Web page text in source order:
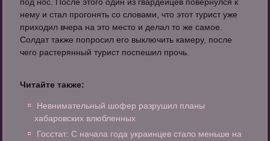
под нос. После этого один из гвардейцев повернулся к
нему и стал прогонять со словами, что этот турист уже
приходил вчера на это место и делал то же самое.
Солдат также попросил его выключить камеру, после
чего растерянный турист поспешил прочь.
Читайте также:
Невнимательный шофер разрушил планы
хабаровских влюбленных
Госстат: С начала года украинцев стало меньше на